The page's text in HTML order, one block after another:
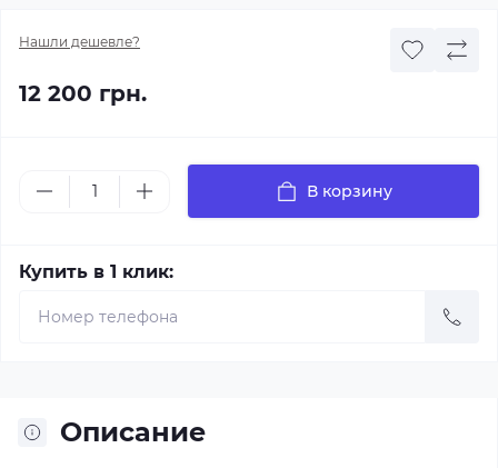
Нашли дешевле?
12 200 грн.
В корзину
Купить в 1 клик:
Описание